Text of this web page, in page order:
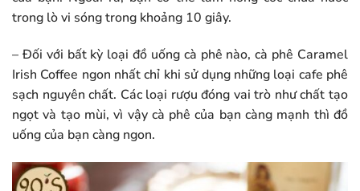
trong lò vi sóng trong khoảng 10 giây.
– Đối với bất kỳ loại đồ uống cà phê nào, cà phê Caramel
Irish Coffee ngon nhất chỉ khi sử dụng những loại cafe phê
sạch nguyên chất. Các loại rượu đóng vai trò như chất tạo
ngọt và tạo mùi, vì vậy cà phê của bạn càng mạnh thì đồ
uống của bạn càng ngon.